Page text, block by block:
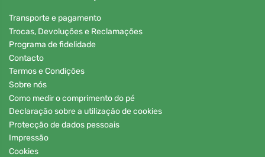
Transporte e pagamento
Trocas, Devoluções e Reclamações
Programa de fidelidade
Contacto
Termos e Condições
Sobre nós
Como medir o comprimento do pé
Declaração sobre a utilização de cookies
Protecção de dados pessoais
Impressão
Cookies